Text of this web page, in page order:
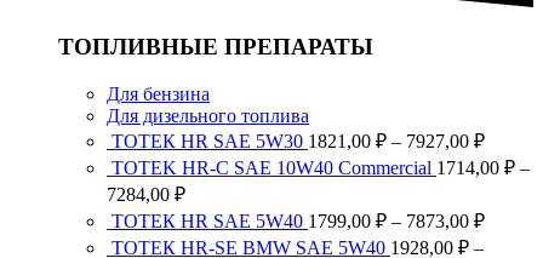
ТОПЛИВНЫЕ ПРЕПАРАТЫ
Для бензина
Для дизельного топлива
ТОТЕК HR SAE 5W30 1821,00 ₽ – 7927,00 ₽
цен:
TOTEK HR-C SAE 10W40 Commercial 1714,00 ₽ –
7284,00 ₽Диапазон
цен:
1714,00 ₽
ТОТЕК HR SAE 5W40 1799,00 ₽ – 7873,00 ₽
ТОТЕК HR-SE BMW SAE 5W40 1928,00 ₽ –